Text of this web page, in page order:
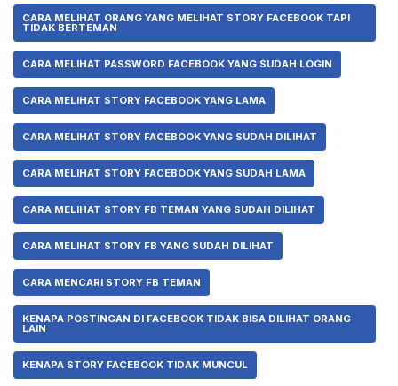
CARA MELIHAT ORANG YANG MELIHAT STORY FACEBOOK TAPI
TIDAK BERTEMAN
CARA MELIHAT PASSWORD FACEBOOK YANG SUDAH LOGIN
CARA MELIHAT STORY FACEBOOK YANG LAMA
CARA MELIHAT STORY FACEBOOK YANG SUDAH DILIHAT
CARA MELIHAT STORY FACEBOOK YANG SUDAH LAMA
CARA MELIHAT STORY FB TEMAN YANG SUDAH DILIHAT
CARA MELIHAT STORY FB YANG SUDAH DILIHAT
CARA MENCARI STORY FB TEMAN
KENAPA POSTINGAN DI FACEBOOK TIDAK BISA DILIHAT ORANG
LAIN
KENAPA STORY FACEBOOK TIDAK MUNCUL